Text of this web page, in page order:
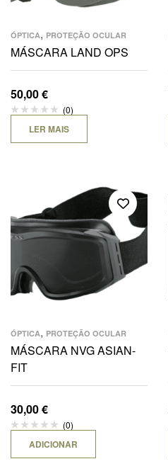
ÓPTICA, PROTEÇÃO OCULAR
MÁSCARA LAND OPS
50,00€
(0)
LER MAIS
ÓPTICA, PROTEÇÃO OCULAR
MÁSCARA NVG ASIAN-
FIT
30,00€
(0)
ADICIONAR